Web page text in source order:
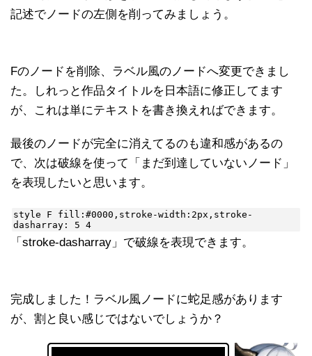
記述でノードの左側を削ってみましょう。
Fのノードを削除、ラベル風のノードへ変更できまし
た。しれっと作品タイトルを日本語に修正してます
が、これは単にテキストを書き換えればできます。
最後のノードが完全に消えてるのも違和感があるの
で、次は破線を使って「まだ到達していないノード」
を表現したいと思います。
style F fill:#0000,stroke-width:2px,stroke-
dasharray: 5 4
「stroke-dasharray」で破線を表現できます。
完成しました！ラベル風ノードに蛇足感があります
が、割と良い感じではないでしょうか？